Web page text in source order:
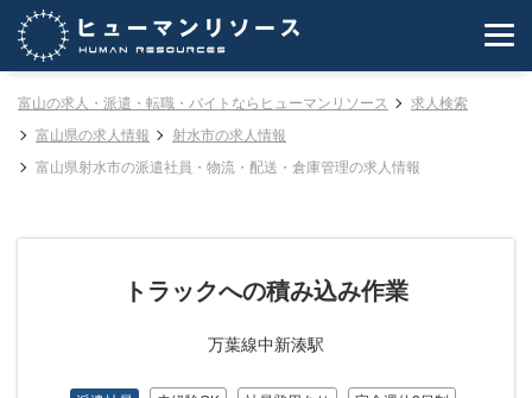
富山の求人・派遣・転職・バイトならヒューマンリソース
求人検索
富山県の求人情報
射水市の求人情報
富山県射水市の派遣社員・物流・配送・倉庫管理の求人情報
トラックへの積み込み作業
万葉線中新湊駅